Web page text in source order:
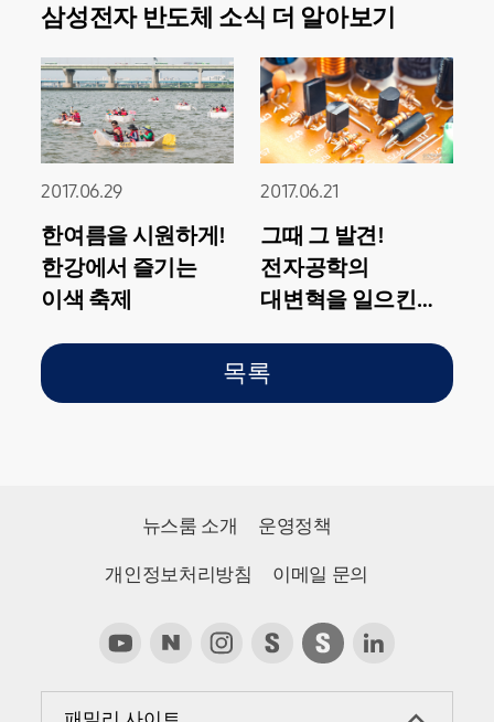
삼성전자 반도체 소식 더 알아보기
2017.06.29
한여름을 시원하게!
한강에서 즐기는
이색 축제
2017.06.21
그때 그 발견!
전자공학의
대변혁을 일으킨
목록
뉴스룸 소개 운영정책
개인정보처리방침 이메일 문의